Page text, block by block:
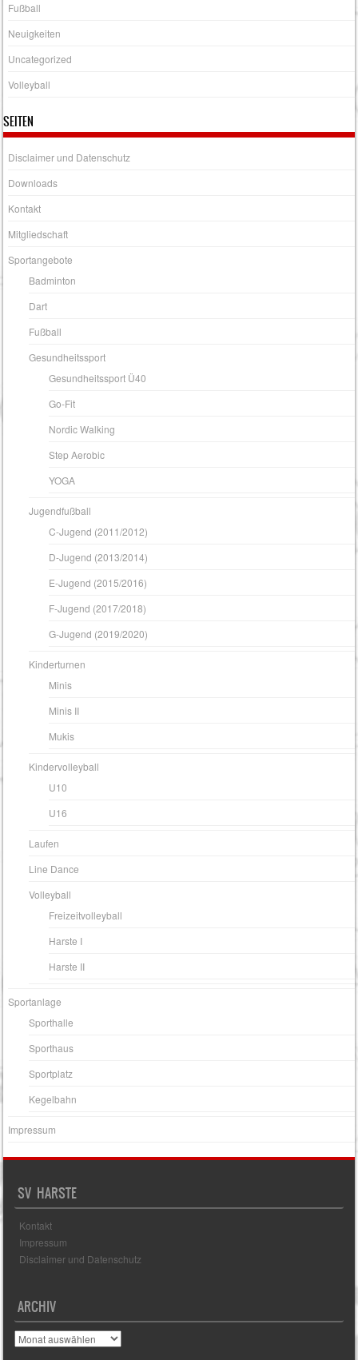
Fußball
Neuigkeiten
Uncategorized
Volleyball
SEITEN
Disclaimer und Datenschutz
Downloads
Kontakt
Mitgliedschaft
Sportangebote
Badminton
Dart
Fußball
Gesundheitssport
Gesundheitssport Ü40
Go-Fit
Nordic Walking
Step Aerobic
YOGA
Jugendfußball
C-Jugend (2011/2012)
D-Jugend (2013/2014)
E-Jugend (2015/2016)
F-Jugend (2017/2018)
G-Jugend (2019/2020)
Kinderturnen
Minis
Minis II
Mukis
Kindervolleyball
U10
U16
Laufen
Line Dance
Volleyball
Freizeitvolleyball
Harste I
Harste II
Sportanlage
Sporthalle
Sporthaus
Sportplatz
Kegelbahn
Impressum
SV HARSTE
Kontakt
Impressum
Disclaimer und Datenschutz
ARCHIV
Archiv